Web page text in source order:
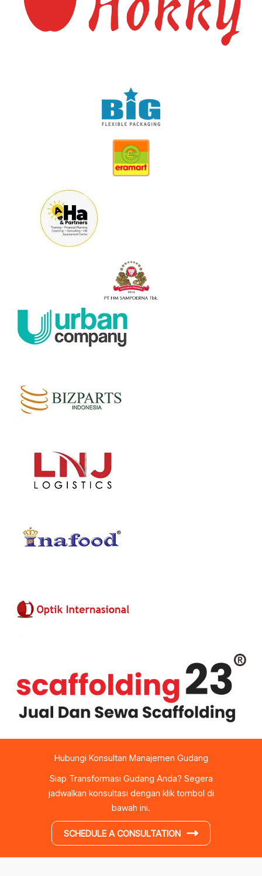
Hubungi Konsultan Manajemen Gudang
Siap Transformasi Gudang Anda? Segera
jadwalkan konsultasi dengan klik tombol di
bawah ini.
SCHEDULE A CONSULTATION